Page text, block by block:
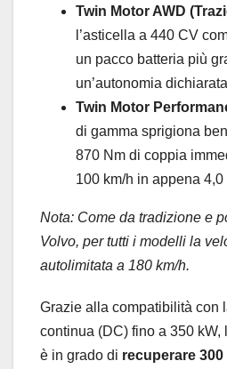
Twin Motor AWD
l’asticella a 440 CV
un pacco batteria più
un’autonomia
Twin Motor
di gamma sprigiona ben
870 Nm di coppia
100 km/h in appena 4,0
Nota: Come da tradizione e
Volvo, per tutti i modelli la
autolimitata a 180 km/h.
Grazie alla compatibilità con
continua (DC) fino a 350 kW,
è in grado di recuperare